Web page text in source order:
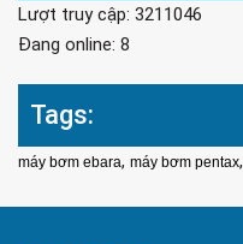
Lượt truy cập: 3211046
Đang online: 8
Tags:
máy bơm ebara, máy bơm pentax,